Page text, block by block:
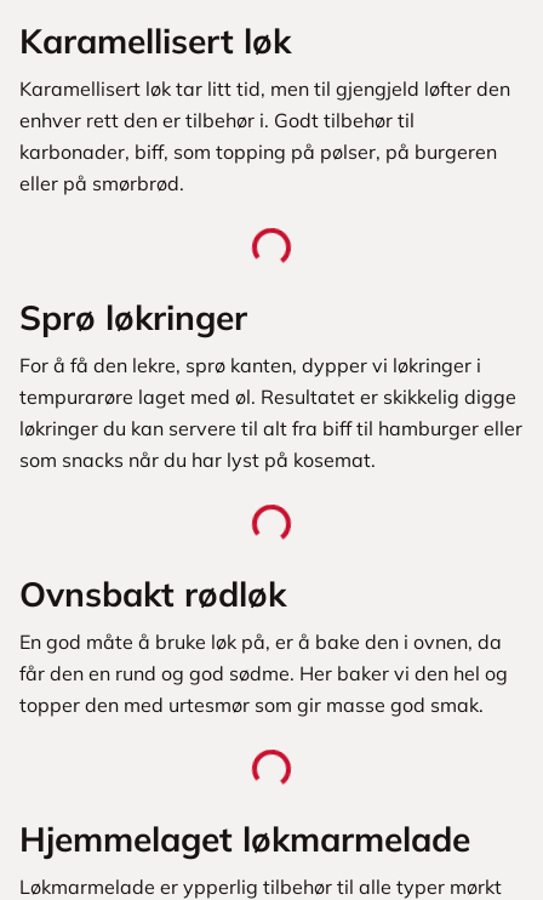
Karamellisert løk
Karamellisert løk tar litt tid, men til gjengjeld løfter den
enhver rett den er tilbehør i. Godt tilbehør til
karbonader, biff, som topping på pølser, på burgeren
eller på smørbrød.
Sprø løkringer
For å få den lekre, sprø kanten, dypper vi løkringer i
tempurarøre laget med øl. Resultatet er skikkelig digge
løkringer du kan servere til alt fra biff til hamburger eller
som snacks når du har lyst på kosemat.
Ovnsbakt rødløk
En god måte å bruke løk på, er å bake den i ovnen, da
får den en rund og god sødme. Her baker vi den hel og
topper den med urtesmør som gir masse god smak.
Hjemmelaget løkmarmelade
Løkmarmelade er ypperlig tilbehør til alle typer mørkt